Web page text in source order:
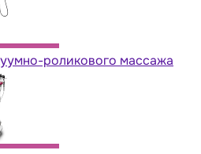
роликового массажа